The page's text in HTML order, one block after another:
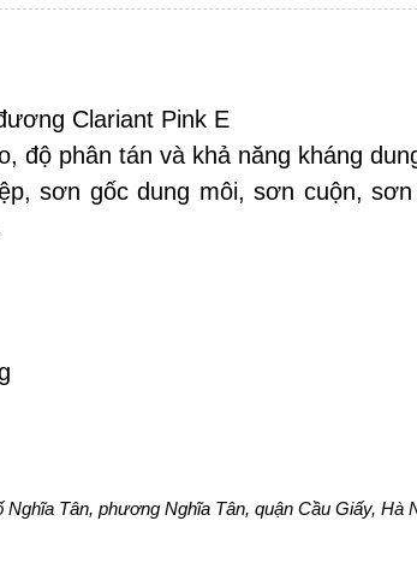
Clariant Pink E
độ phân tán và khả năng kháng
sơn gốc dung môi, sơn cuộn,
Tân, phương Nghĩa Tân, quận Cầu Giấy, Hà